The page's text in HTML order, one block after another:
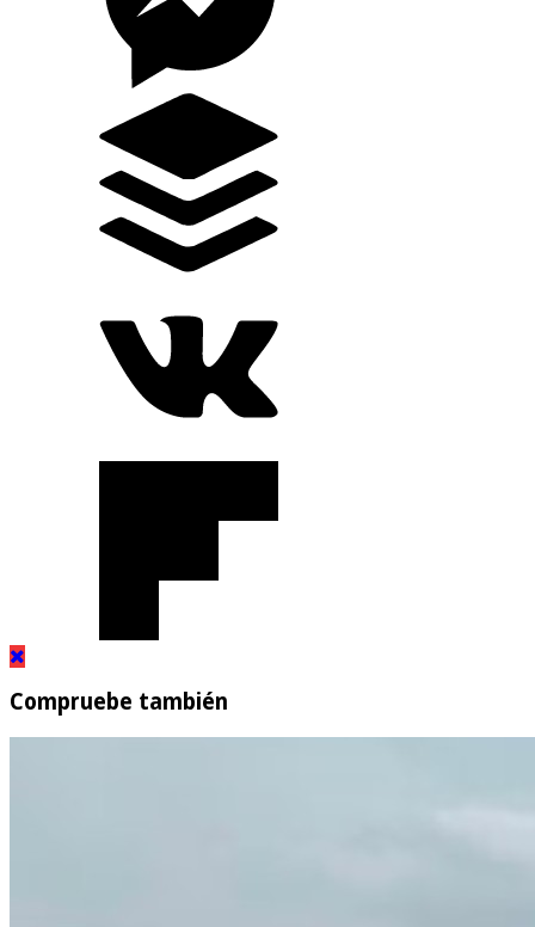
Compruebe también